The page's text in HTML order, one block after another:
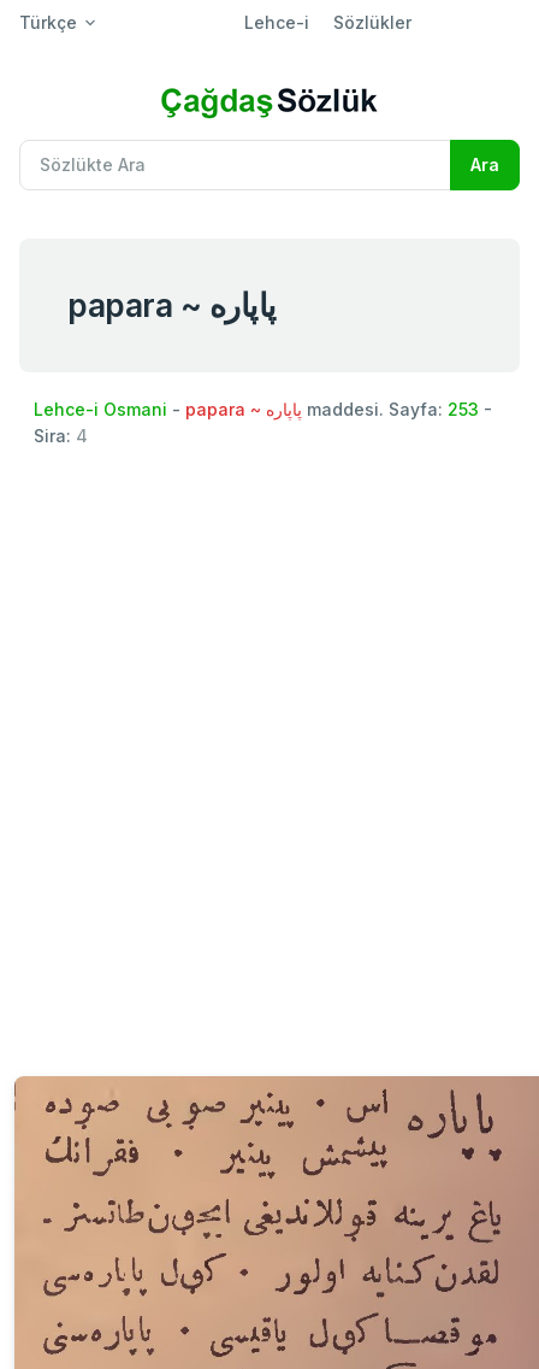
Türkçe Lehce-i Sözlükler
papara ~ پاپاره
Lehce-i Osmani - papara ~ پاپاره maddesi. Sayfa: 253 -
Sira: 4